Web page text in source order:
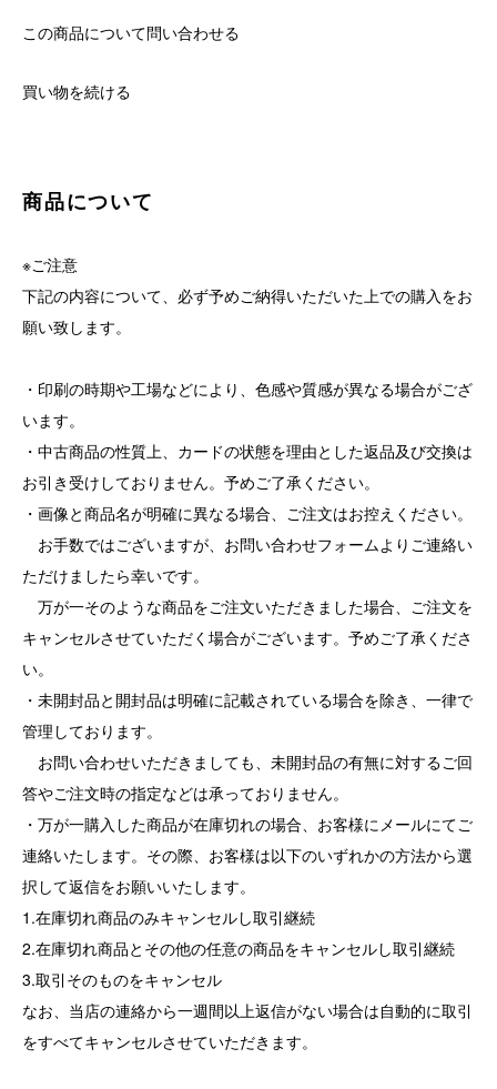
この商品について問い合わせる
買い物を続ける
商品について
※ご注意
下記の内容について、必ず予めご納得いただいた上での購入をお
願い致します。
・印刷の時期や工場などにより、色感や質感が異なる場合がござ
います。
・中古商品の性質上、カードの状態を理由とした返品及び交換は
お引き受けしておりません。予めご了承ください。
・画像と商品名が明確に異なる場合、ご注文はお控えください。
お手数ではございますが、お問い合わせフォームよりご連絡い
ただけましたら幸いです。
万が一そのような商品をご注文いただきました場合、ご注文を
キャンセルさせていただく場合がございます。予めご了承くださ
い。
・未開封品と開封品は明確に記載されている場合を除き、一律で
管理しております。
お問い合わせいただきましても、未開封品の有無に対するご回
答やご注文時の指定などは承っておりません。
・万が一購入した商品が在庫切れの場合、お客様にメールにてご
連絡いたします。その際、お客様は以下のいずれかの方法から選
択して返信をお願いいたします。
1.在庫切れ商品のみキャンセルし取引継続
2.在庫切れ商品とその他の任意の商品をキャンセルし取引継続
3.取引そのものをキャンセル
なお、当店の連絡から一週間以上返信がない場合は自動的に取引
をすべてキャンセルさせていただきます。